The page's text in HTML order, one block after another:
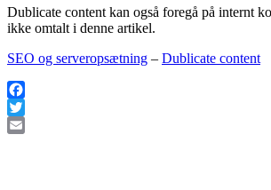
Dublicate content kan også foregå på internt
ikke omtalt i denne artikel.
SEO og serveropsætning – Dublicate content
Facebook
Twitter